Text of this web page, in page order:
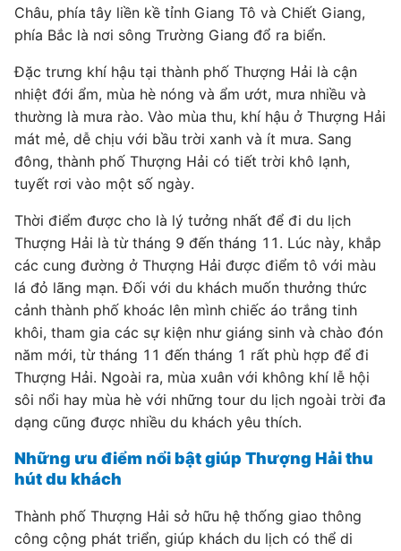
Châu, phía tây liền kề tỉnh Giang Tô và Chiết Giang,
phía Bắc là nơi sông Trường Giang đổ ra biển.
Đặc trưng khí hậu tại thành phố Thượng Hải là cận
nhiệt đới ẩm, mùa hè nóng và ẩm ướt, mưa nhiều và
thường là mưa rào. Vào mùa thu, khí hậu ở Thượng Hải
mát mẻ, dễ chịu với bầu trời xanh và ít mưa. Sang
đông, thành phố Thượng Hải có tiết trời khô lạnh,
tuyết rơi vào một số ngày.
Thời điểm được cho là lý tưởng nhất để đi du lịch
Thượng Hải là từ tháng 9 đến tháng 11. Lúc này, khắp
các cung đường ở Thượng Hải được điểm tô với màu
lá đỏ lãng mạn. Đối với du khách muốn thưởng thức
cảnh thành phố khoác lên mình chiếc áo trắng tinh
khôi, tham gia các sự kiện như giáng sinh và chào đón
năm mới, từ tháng 11 đến tháng 1 rất phù hợp để đi
Thượng Hải. Ngoài ra, mùa xuân với không khí lễ hội
sôi nổi hay mùa hè với những tour du lịch ngoài trời đa
dạng cũng được nhiều du khách yêu thích.
Những ưu điểm nổi bật giúp Thượng Hải thu
hút du khách
Thành phố Thượng Hải sở hữu hệ thống giao thông
công cộng phát triển, giúp khách du lịch có thể di